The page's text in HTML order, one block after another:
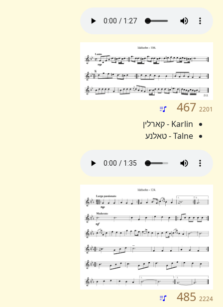
467 2201
Karlin - קארלין
Talne - טאלנע
485 2224